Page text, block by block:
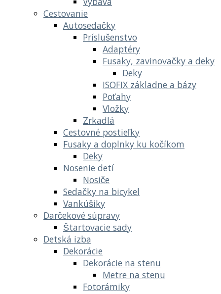
Cestovanie
Autosedačky
Príslušenstvo
Adaptéry
Fusaky, zavinovačky a deky
Deky
ISOFIX základne a bázy
Poťahy
Vložky
Zrkadlá
Cestovné postieľky
Fusaky a doplnky ku kočíkom
Deky
Nosenie detí
Nosiče
Sedačky na bicykel
Vankúšiky
Darčekové súpravy
Štartovacie sady
Detská izba
Dekorácie
Dekorácie na stenu
Metre na stenu
Fotorámiky